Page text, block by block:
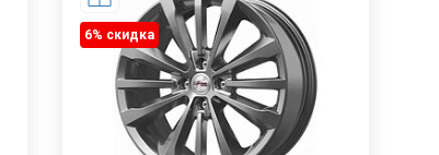
6% cкидка